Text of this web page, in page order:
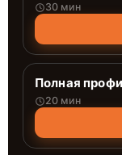
30 мин
Полная
20 мин